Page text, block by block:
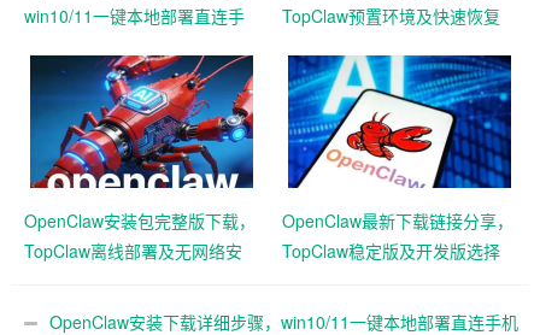
win10/11一键本地部署直连手
TopClaw预置环境及快速恢复
OpenClaw安装包完整版下载，
TopClaw离线部署及无网络安
OpenClaw最新下载链接分享，
TopClaw稳定版及开发版选择
OpenClaw安装下载详细步骤，win10/11一键本地部署直连手机